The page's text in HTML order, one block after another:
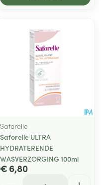
Saforelle
Saforelle ULTRA
HYDRATERENDE
WASVERZORGING 100ml
€ 6,80